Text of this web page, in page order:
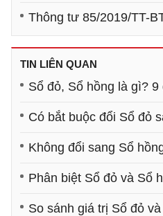
Thông tư 85/2019/TT-
TIN LIÊN QUAN
Sổ đỏ, Sổ hồng là gì?
Có bắt buộc đổi Sổ đỏ
Không đổi sang Sổ
Phân biệt Sổ đỏ và Sổ
So sánh giá trị Sổ đỏ